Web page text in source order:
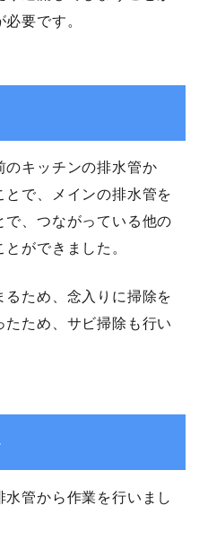
要です。
のキッチンの排水管か
とで、メインの排水管を
、つながっている他の
ができました。
ため、念入りに掃除を
ため、サビ掃除も行い
管から作業を行いまし